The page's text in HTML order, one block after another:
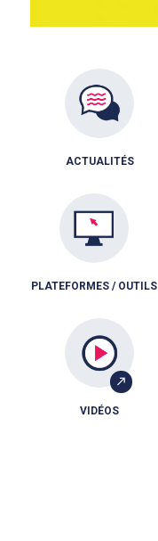
ACTUALITÉS
PLATEFORMES / OUTILS
VIDÉOS